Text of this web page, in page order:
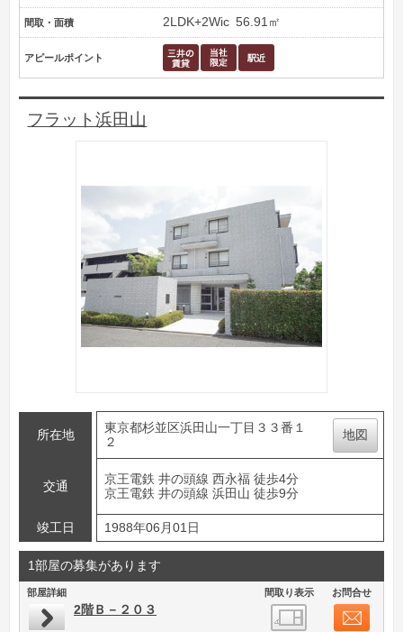
間取・面積 2LDK+2Wic 56.91㎡
アピールポイント
フラット浜田山
所在地
東京都杉並区浜田山一丁目３３番１
２
地図
交通
京王電鉄 井の頭線 西永福 徒歩4分
京王電鉄 井の頭線 浜田山 徒歩9分
竣工日 1988年06月01日
1部屋の募集があります
部屋詳細 間取り表示 お問合せ
2階Ｂ－２０３